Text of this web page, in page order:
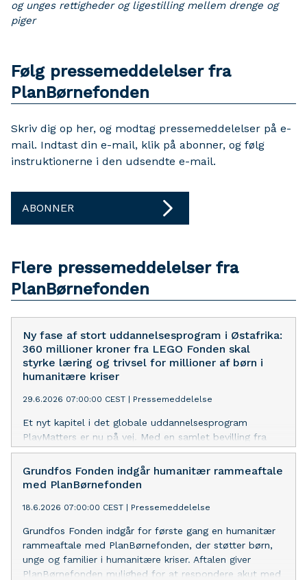
og unges rettigheder og ligestilling mellem drenge og
piger
Følg pressemeddelelser fra
PlanBørnefonden
Skriv dig op her, og modtag pressemeddelelser på e-
mail. Indtast din e-mail, klik på abonner, og følg
instruktionerne i den udsendte e-mail.
ABONNER
Flere pressemeddelelser fra
PlanBørnefonden
Ny fase af stort uddannelsesprogram i Østafrika:
360 millioner kroner fra LEGO Fonden skal
styrke læring og trivsel for millioner af børn i
humanitære kriser
29.6.2026 07:00:00 CEST Pressemeddelelse
Et nyt kapitel i det globale uddannelsesprogram
PlayMatters er nu på vej. Med en samlet bevilling fra
LEGO Fonden på 52 millioner USD (ca. 360 mio. DKK),
hvoraf PlanBørnefonden forvalter 15,4 millioner USD (ca.
99 mio. DKK), går programmet ind i sin tredje fase med
verdens mest skrøbelige kontekster.
Grundfos Fonden indgår humanitær rammeaftale
med PlanBørnefonden
18.6.2026 07:00:00 CEST Pressemeddelelse
Grundfos Fonden indgår for første gang en humanitær
rammeaftale med PlanBørnefonden, der støtter børn,
unge og familier i humanitære kriser. Aftalen giver
PlanBørnefonden mulighed for at respondere akut med